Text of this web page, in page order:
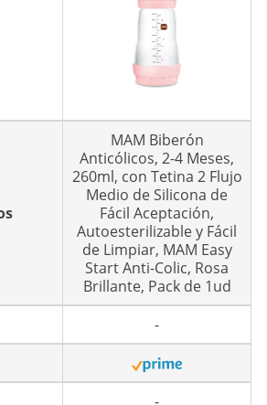
MAM Biberón
Anticólicos, 2-4 Meses,
260ml, con Tetina 2 Flujo
Medio de Silicona de
Fácil Aceptación,
Autoesterilizable y Fácil
de Limpiar, MAM Easy
Start Anti-Colic, Rosa
Brillante, Pack de 1ud
-